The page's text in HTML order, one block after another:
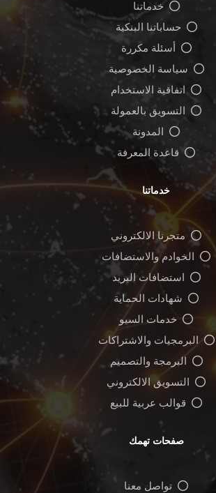
خدماتنا
حساباتنا البنكية
أسئلة مكررة
سياسة الخصوصية
اتفاقية الاستخدام
التسويق بالعمولة
المدونة
قاعدة المعرفة
خدماتنا
متجرنا الالكتروني
الخوادم والاستضافات
استضافات البريد
شهادات الحماية
خدمات السيو
البرمجيات والاشتراكات
البرمجة والتصميم
التسويق الالكتروني
قوالب عربية للبيع
صفحات تهمك
تواصل معنا